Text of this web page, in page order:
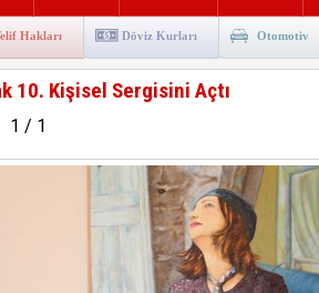
Geçti
“Aranan Mezun”
Stratejik Ortaklık Kurdu
Hakları Döviz Kurları Otomotiv
10. Kişisel Sergisini Açtı
1 / 1